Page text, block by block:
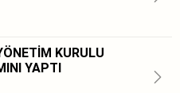
KURULU
YAPTI